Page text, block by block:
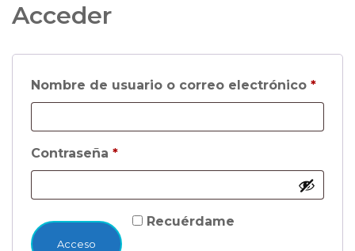
Acceder
Nombre de usuario o correo electrónico *
Contraseña *Obligatorio
Recuérdame
Acceso